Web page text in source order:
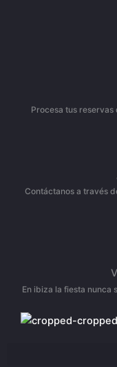
Procesa tus reservas
Contáctanos a través
En ibiza la fiesta nunca